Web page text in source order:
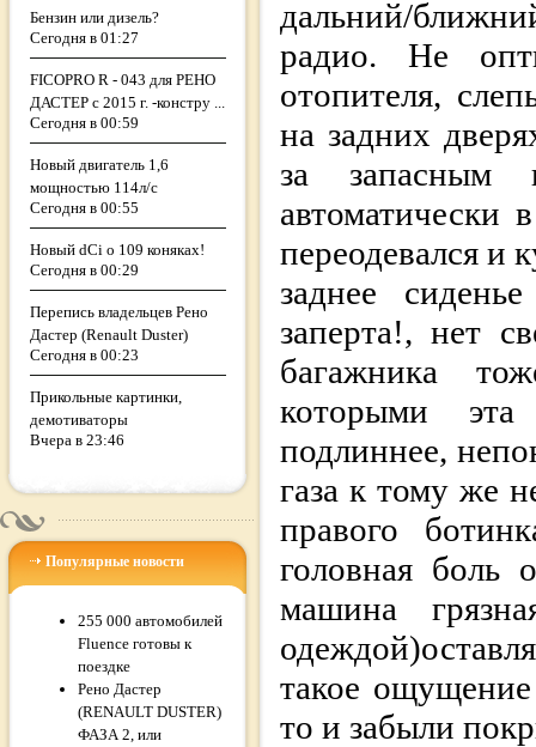
Бензин или дизель?
Сегодня в 01:27
FICOPRO R - 043 для РЕНО
ДАСТЕР с 2015 г. -констру ...
Сегодня в 00:59
Новый двигатель 1,6
мощностью 114л/с
Сегодня в 00:55
Новый dCi о 109 коняках!
Сегодня в 00:29
Перепись владельцев Рено
Дастер (Renault Duster)
Сегодня в 00:23
Прикольные картинки,
демотиваторы
Вчера в 23:46
Популярные новости
255 000 автомобилей
Fluence готовы к
поездке
Рено Дастер
(RENAULT DUSTER)
ФАЗА 2, или
дальний/
радио. Не
отопителя,
на задних
за запасным
автоматически
переодевался и
заднее
заперта!, нет
багажника
которыми
подлиннее,
газа к тому же
правого
головная боль
машина
такое
то и забыли